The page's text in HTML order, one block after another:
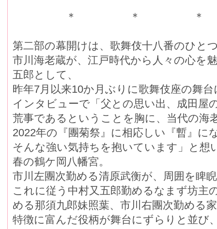
＊ ＊ ＊
第二部の幕開けは、歌舞伎十八番のひと
市川海老蔵が、江戸時代から人々の心を
五郎として、
昨年7月以来10か月ぶりに歌舞伎座の舞
インタビューで「父との思い出、成田屋
荒事であるということを胸に、当代の海
2022年の『團菊祭』に相応しい『暫』に
そんな強い気持ちを抱いています」と想
春の鶴ケ岡八幡宮。
市川左團次勤める清原武衡が、周囲を睥
これに従う中村又五郎勤めるなまず坊主
める那須九郎妹照葉、市川右團次勤める
特徴に富んだ役柄が舞台にずらりと並び